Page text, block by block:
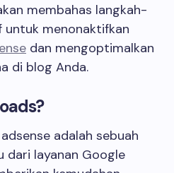
membahas langkah-
untuk menonaktifkan
dan mengoptimalkan
di blog Anda.
adalah sebuah
layanan Google